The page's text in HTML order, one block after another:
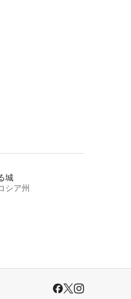
均評価
城
シア州